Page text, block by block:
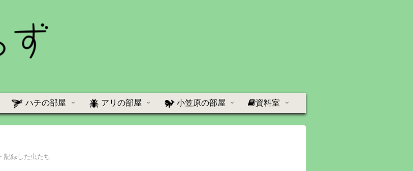
ハチの部屋 アリの部屋 小笠原の部屋 資料室
記録した虫たち